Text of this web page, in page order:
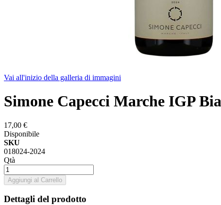
Vai all'inizio della galleria di immagini
Simone Capecci Marche IGP
17,00 €
Disponibile
SKU
018024-2024
Qtà
Aggiungi al Carrello
Dettagli del prodotto